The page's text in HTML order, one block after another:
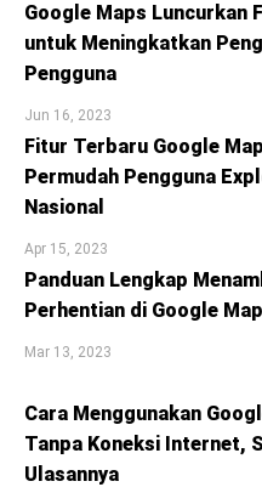
Google Maps Luncurkan
untuk Meningkatkan
Pengguna
Jun 16, 2023
Fitur Terbaru Google
Permudah Pengguna
Nasional
Apr 15, 2023
Panduan Lengkap
Perhentian di Google
Mar 13, 2023
Cara Menggunakan
Tanpa Koneksi Internet,
Ulasannya